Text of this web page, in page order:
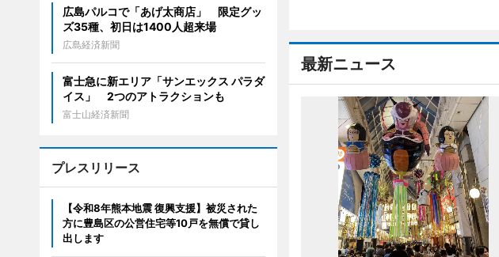
最新ニュース
広島パルコで「あげ太商店」 限定グッ
ズ35種、初日は1400人超来場
広島経済新聞
富士急に新エリア「サンエックス パラダ
イス」 2つのアトラクションも
富士山経済新聞
プレスリリース
【令和8年熊本地震 復興支援】被災された
方に豊島区の公営住宅等10戸を無償で貸し
出します